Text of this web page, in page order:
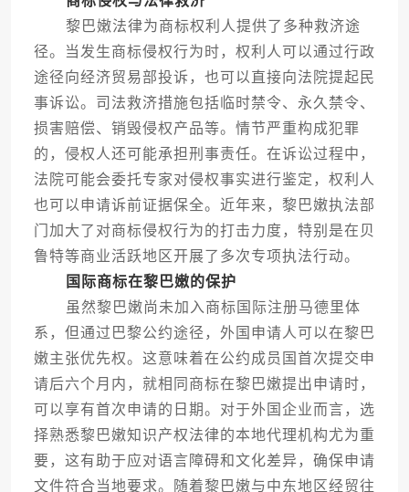
黎巴嫩法律为商标权利人提供了多种救济途
径。当发生商标侵权行为时，权利人可以通过行政
途径向经济贸易部投诉，也可以直接向法院提起民
事诉讼。司法救济措施包括临时禁令、永久禁令、
损害赔偿、销毁侵权产品等。情节严重构成犯罪
的，侵权人还可能承担刑事责任。在诉讼过程中，
法院可能会委托专家对侵权事实进行鉴定，权利人
也可以申请诉前证据保全。近年来，黎巴嫩执法部
门加大了对商标侵权行为的打击力度，特别是在贝
鲁特等商业活跃地区开展了多次专项执法行动。
国际商标在黎巴嫩的保护
虽然黎巴嫩尚未加入商标国际注册马德里体
系，但通过巴黎公约途径，外国申请人可以在黎巴
嫩主张优先权。这意味着在公约成员国首次提交申
请后六个月内，就相同商标在黎巴嫩提出申请时，
可以享有首次申请的日期。对于外国企业而言，选
择熟悉黎巴嫩知识产权法律的本地代理机构尤为重
要，这有助于应对语言障碍和文化差异，确保申请
文件符合当地要求。随着黎巴嫩与中东地区经贸往